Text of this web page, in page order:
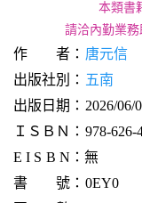
本類書
請洽內勤業務
作 者： 唐元信
出版社別： 五南
出版日期：2026/06/
ＩＳＢＮ：978-626-
E I S B N：無
書 號：0EY0